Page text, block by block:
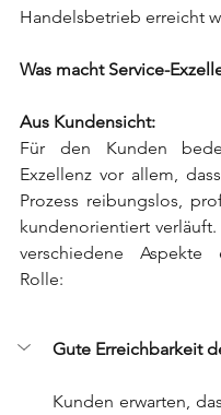
Handelsbetrieb erreicht
Was macht Service-
Aus Kundensicht:
Für den Kunden
Exzellenz vor allem,
Prozess reibungslos,
kundenorientiert
verschiedene Aspekte
Rolle:
Gute Erreichbarkeit
Kunden erwarten,